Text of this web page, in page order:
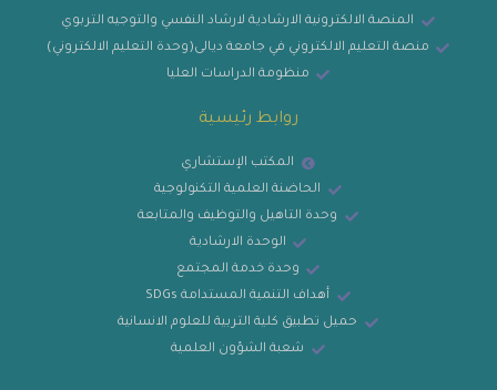
المنصة الالكترونية الارشادية لارشاد النفسي والتوجيه التربوي
منصة التعليم الالكتروني في جامعة ديالى(وحدة التعليم الالكتروني)
منظومة الدراسات العليا
روابط رئيسية
المكتب الإستشاري
الحاضنة العلمية التكنولوجية
وحدة التاهيل والتوظيف والمتابعة
الوحدة الارشادية
وحدة خدمة المجتمع
أهداف التنمية المستدامة SDGs
حميل تطبيق كلية التربية للعلوم الانسانية
شعبة الشؤون العلمية